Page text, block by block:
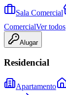
Sala Comercial
ComercialVer todos
Alugar
Residencial
Apartamento